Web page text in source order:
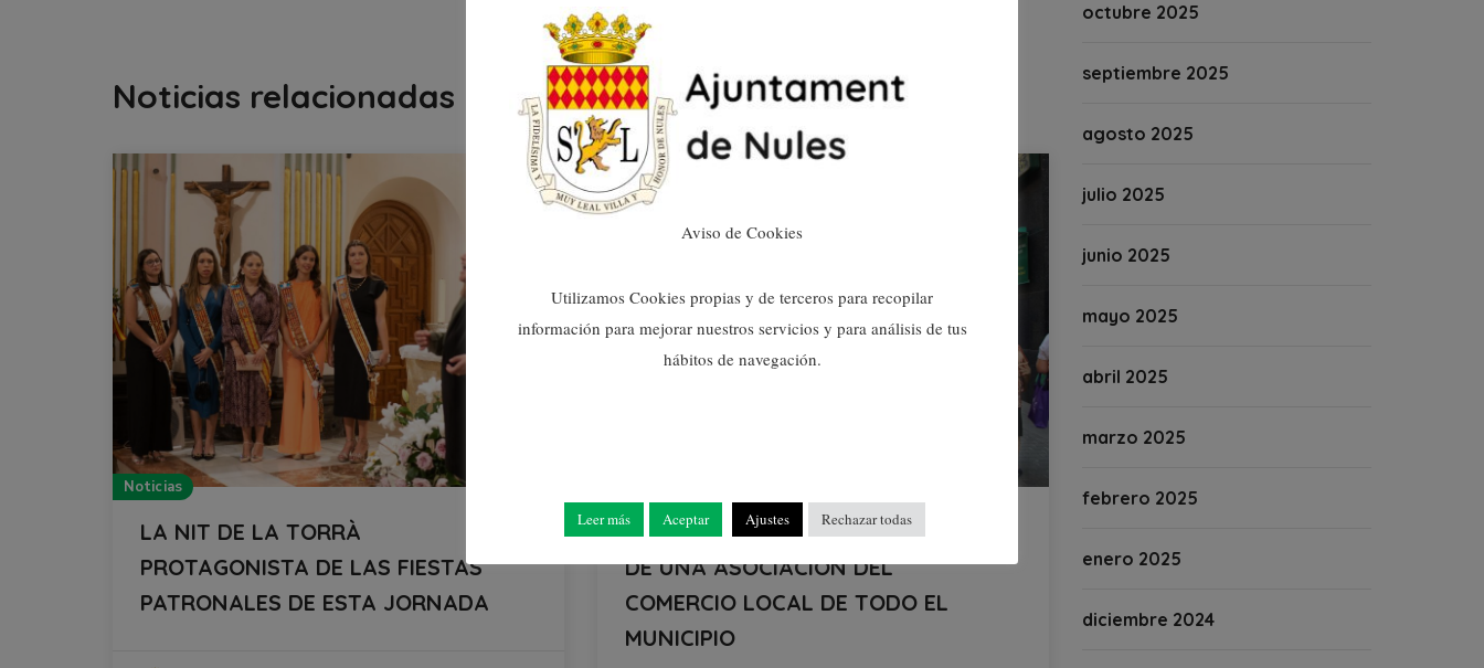
Noticias relacionadas
Noticias
LA NIT DE LA TORRÀ
PROTAGONISTA DE LAS FIESTAS
PATRONALES DE ESTA JORNADA
NULES TRABAJA EN LA CREACIÓN
DE UNA ASOCIACIÓN DEL
COMERCIO LOCAL DE TODO EL
MUNICIPIO
octubre 2025
septiembre 2025
agosto 2025
julio 2025
junio 2025
mayo 2025
abril 2025
marzo 2025
febrero 2025
enero 2025
diciembre 2024
Aviso de Cookies
Utilizamos Cookies propias y de terceros para recopilar
información para mejorar nuestros servicios y para análisis de tus
hábitos de navegación.
Leer más Aceptar Ajustes Rechazar todas